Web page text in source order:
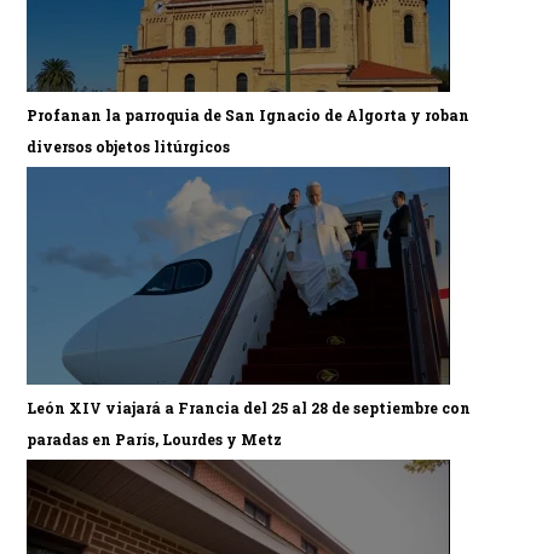
Profanan la parroquia de San Ignacio de Algorta y roban
diversos objetos litúrgicos
León XIV viajará a Francia del 25 al 28 de septiembre con
paradas en París, Lourdes y Metz